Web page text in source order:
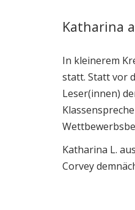
Katharina
In kleinerem
statt. Statt vor
Leser(innen)
Katharina L.
Corvey